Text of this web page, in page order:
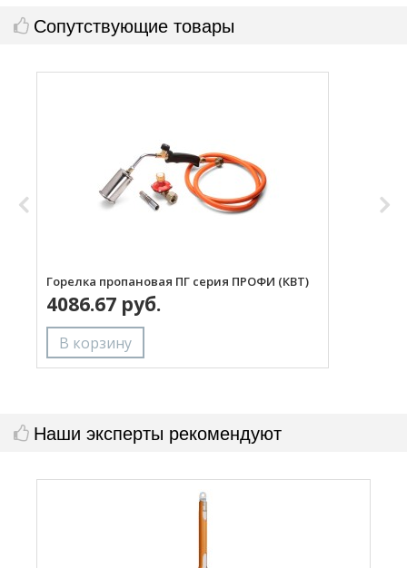
Сопутствующие товары
Горелка пропановая ПГ серия ПРОФИ (КВТ)
4086.67 руб.
Наши эксперты рекомендуют